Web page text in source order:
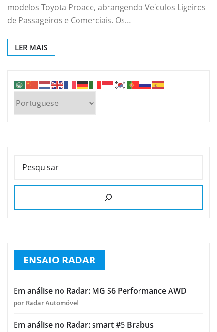
modelos Toyota Proace, abrangendo Veículos Ligeiros
de Passageiros e Comerciais. Os…
LER MAIS
PESQUISAR
ENSAIO RADAR
Em análise no Radar: MG S6 Performance AWD
por Radar Automóvel
Em análise no Radar: smart #5 Brabus